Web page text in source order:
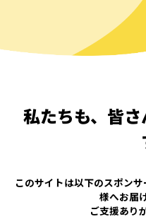
私たちも、皆
このサイトは以下のスポン
様へお届
ご支援あり